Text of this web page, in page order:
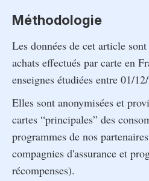
Méthodologie
Les données de cet article sont
achats effectués par carte en
enseignes étudiées entre 01/
Elles sont anonymisées et
cartes “principales” des
programmes de nos
compagnies d'assurance et
récompenses).